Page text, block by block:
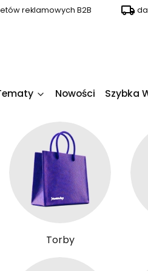
reklamowych B2B
Nowości Szybka
Torby